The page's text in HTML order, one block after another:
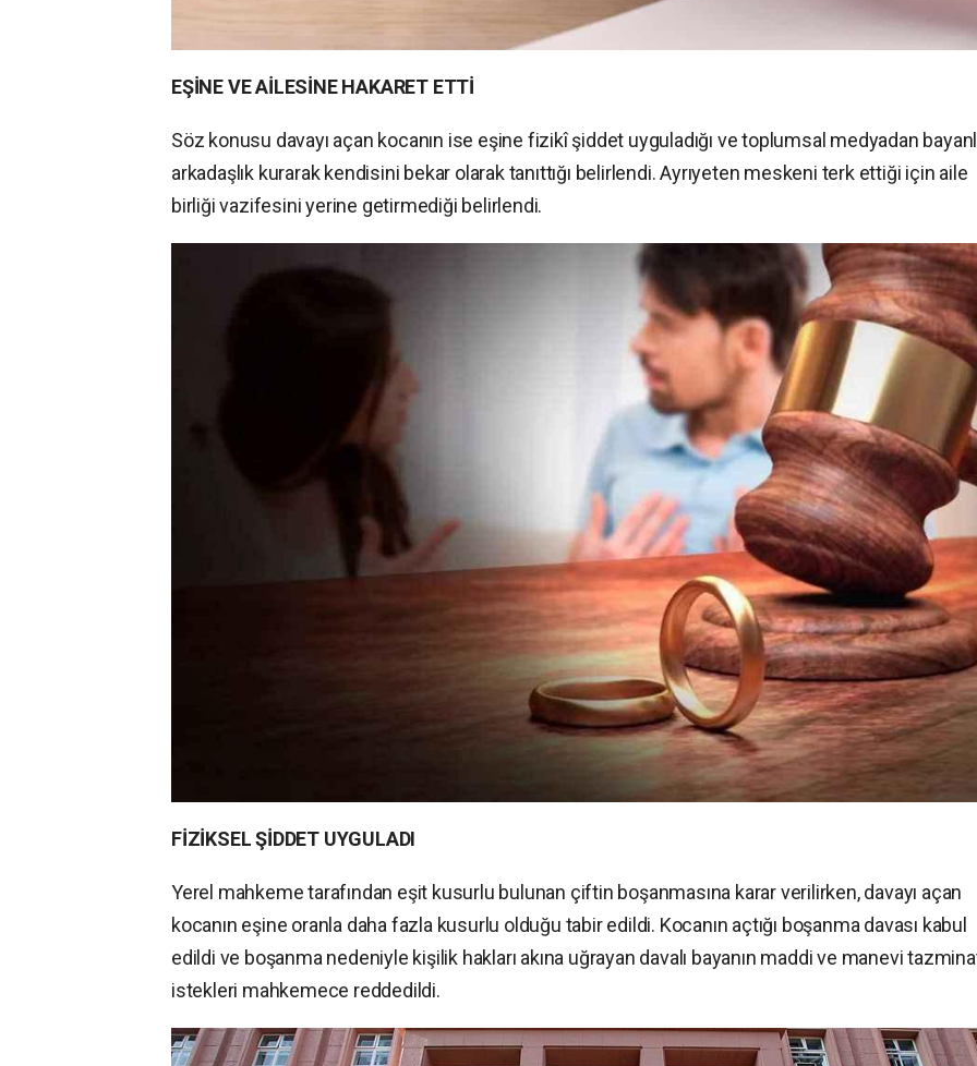
EŞİNE VE AİLESİNE HAKARET ETTİ
Söz konusu davayı açan kocanın ise eşine fizikî şiddet uyguladığı ve toplumsal medyadan
arkadaşlık kurarak kendisini bekar olarak tanıttığı belirlendi. Ayrıyeten meskeni terk ettiği için aile
birliği vazifesini yerine getirmediği belirlendi.
FİZİKSEL ŞİDDET UYGULADI
Yerel mahkeme tarafından eşit kusurlu bulunan çiftin boşanmasına karar verilirken, davayı açan
kocanın eşine oranla daha fazla kusurlu olduğu tabir edildi. Kocanın açtığı boşanma davası kabul
edildi ve boşanma nedeniyle kişilik hakları akına uğrayan davalı bayanın maddi ve manevi
istekleri mahkemece reddedildi.